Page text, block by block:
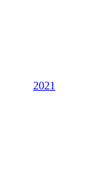
2021